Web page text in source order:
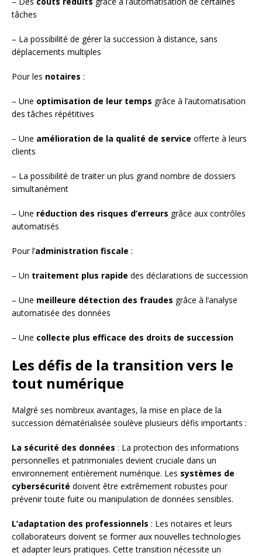
tâches
– La possibilité de gérer la succession à distance, sans
déplacements multiples
Pour les notaires :
– Une optimisation de leur temps grâce à l’automatisation
des tâches répétitives
– Une amélioration de la qualité de service offerte à leurs
clients
– La possibilité de traiter un plus grand nombre de dossiers
simultanément
– Une réduction des risques d’erreurs grâce aux contrôles
automatisés
Pour l’administration fiscale :
– Un traitement plus rapide des déclarations de succession
– Une meilleure détection des fraudes grâce à l’analyse
automatisée des données
– Une collecte plus efficace des droits de succession
Les défis de la transition vers le
tout numérique
Malgré ses nombreux avantages, la mise en place de la
succession dématérialisée soulève plusieurs défis importants :
La sécurité des données : La protection des informations
personnelles et patrimoniales devient cruciale dans un
environnement entièrement numérique. Les systèmes de
cybersécurité doivent être extrêmement robustes pour
prévenir toute fuite ou manipulation de données sensibles.
L’adaptation des professionnels : Les notaires et leurs
collaborateurs doivent se former aux nouvelles technologies
et adapter leurs pratiques. Cette transition nécessite un